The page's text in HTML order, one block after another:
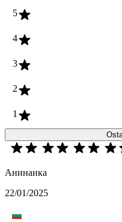
5
4
3
2
1
Анинаика
22/01/2025